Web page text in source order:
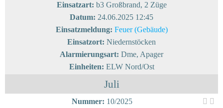
Einsatzart: b3 Großbrand, 2 Züge
Datum: 24.06.2025 12:45
Einsatzmeldung: Feuer (Gebäude)
Einsatzort: Niedernstöcken
Alarmierungsart: Dme, Apager
Einheiten: ELW Nord/Ost
Juli
Nummer: 10/2025